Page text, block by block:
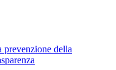
prevenzione della